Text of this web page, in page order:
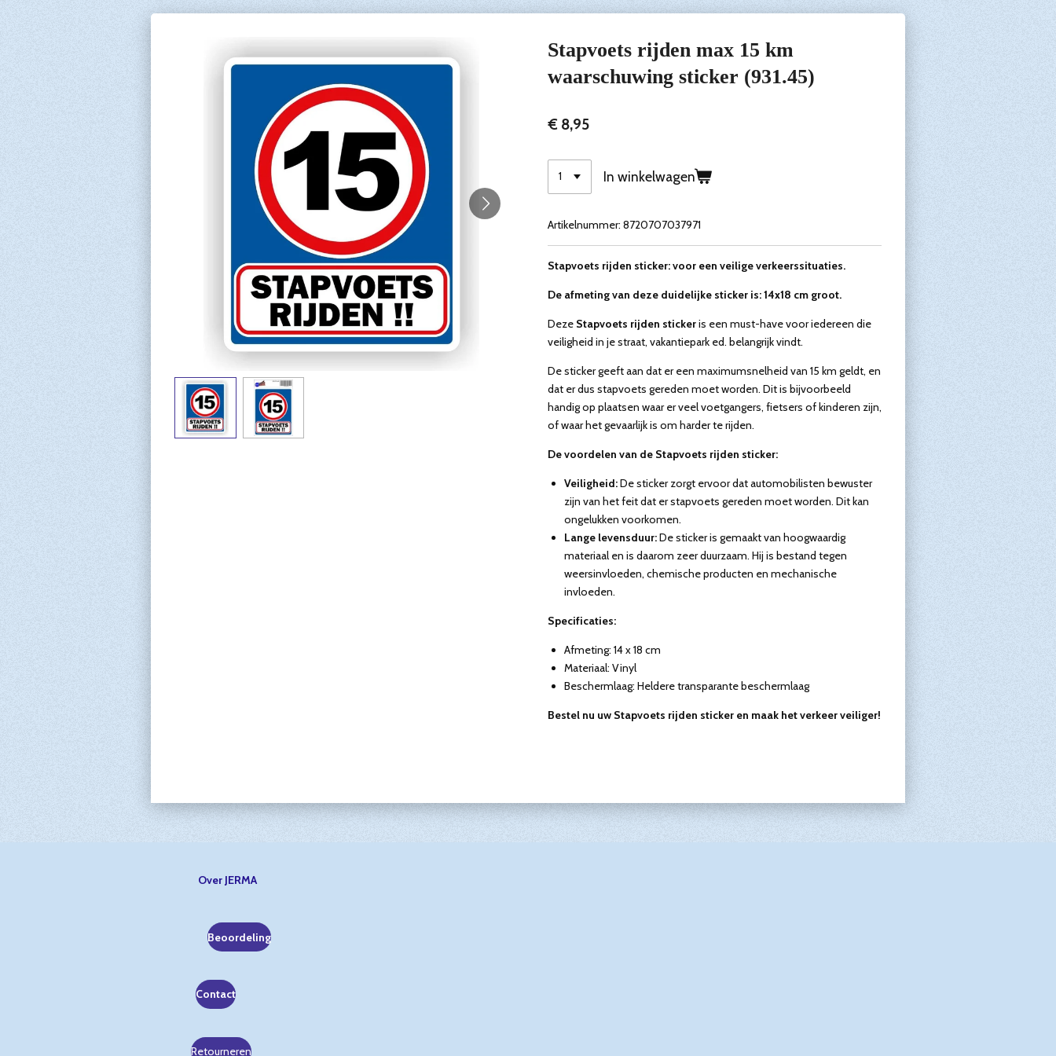
Stapvoets rijden max 15 km
waarschuwing sticker (931.45)
€ 8,95
In winkelwagen
Artikelnummer: 8720707037971
Stapvoets rijden sticker: voor een veilige verkeerssituaties.
De afmeting van deze duidelijke sticker is: 14x18 cm groot.
Deze Stapvoets rijden stickeris een must-have voor iedereen die
veiligheid in je straat, vakantiepark ed. belangrijk vindt.
De sticker geeft aan dat er een maximumsnelheid van 15 km geldt, en
dat er dus stapvoets gereden moet worden. Dit is bijvoorbeeld
handig op plaatsen waar er veel voetgangers, fietsers of kinderen zijn,
of waar het gevaarlijk is om harder te rijden.
De voordelen van de Stapvoets rijden sticker:
Veiligheid:De sticker zorgt ervoor dat automobilisten bewuster
zijn van het feit dat er stapvoets gereden moet worden. Dit kan
ongelukken voorkomen.
Lange levensduur:De sticker is gemaakt van hoogwaardig
materiaal en is daarom zeer duurzaam. Hij is bestand tegen
weersinvloeden, chemische producten en mechanische
invloeden.
Specificaties:
Afmeting: 14 x 18 cm
Materiaal: Vinyl
Beschermlaag: Heldere transparante beschermlaag
Bestel nu uw Stapvoets rijden sticker en maak het verkeer veiliger!
Over JERMA
Beoordeling
Contact
Retourneren